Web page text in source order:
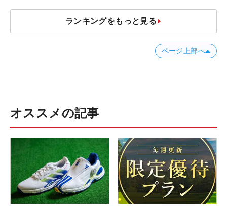
ランキングをもっと見る
ページ上部へ
オススメの記事